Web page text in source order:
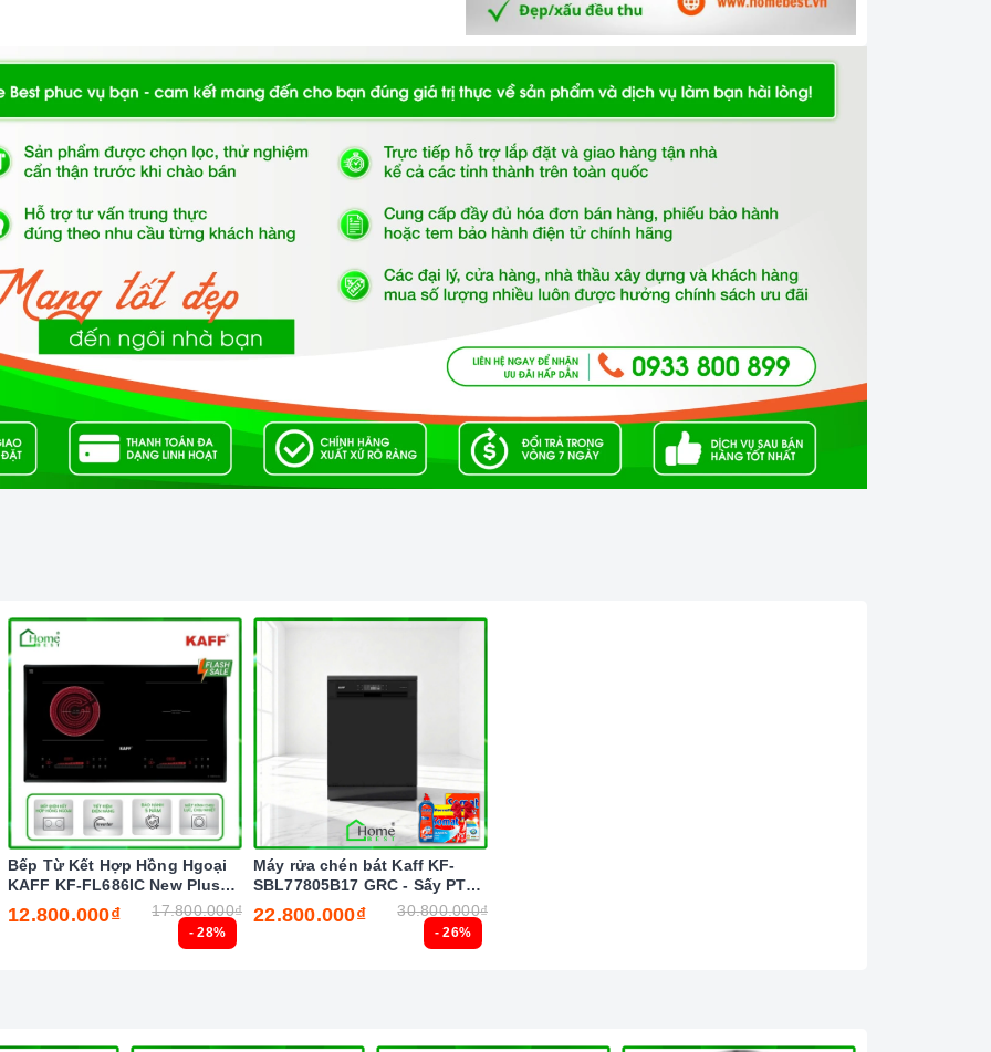
minh họa
- 28%
Bếp Từ Kết Hợp Hồng Hgoại
KAFF KF-FL686IC New Plus
(New 2026)
12.800.000₫ 17.800.000₫
- 26%
Máy rửa chén bát Kaff KF-
SBL77805B17 GRC - Sấy PTC
Tự động (New 2026)
22.800.000₫ 30.800.000₫